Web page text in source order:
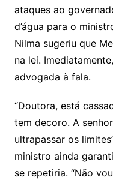
ataques ao
d’água para o
Nilma sugeriu que
na lei.
advogada à fala.
“Doutora, está
tem decoro. A
ultrapassar os
ministro ainda
se repetiria. “Não